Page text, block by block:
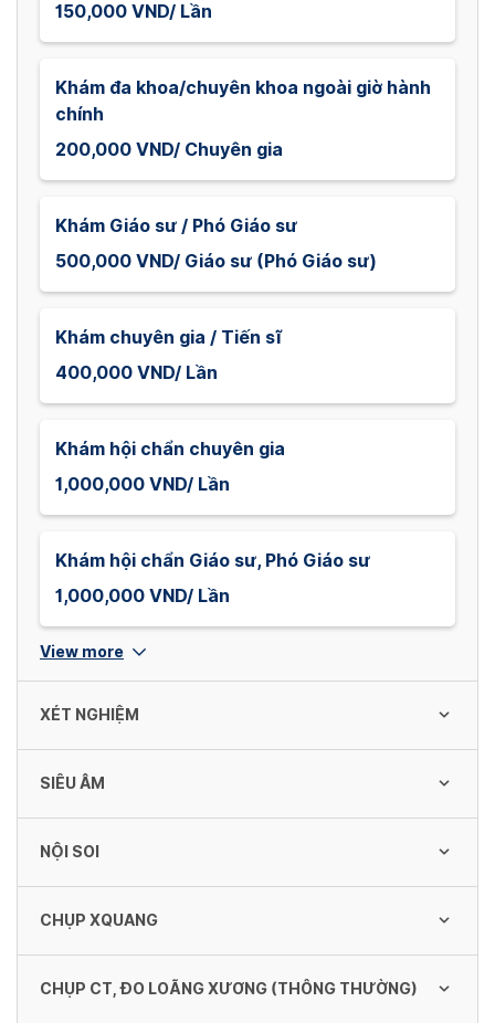
150,000 VND/ Lần
Khám đa khoa/chuyên khoa ngoài giờ hành
chính
200,000 VND/ Chuyên gia
Khám Giáo sư / Phó Giáo sư
500,000 VND/ Giáo sư (Phó Giáo sư)
Khám chuyên gia / Tiến sĩ
400,000 VND/ Lần
Khám hội chẩn chuyên gia
1,000,000 VND/ Lần
Khám hội chẩn Giáo sư, Phó Giáo sư
1,000,000 VND/ Lần
View more
XÉT NGHIỆM
Ure
SIÊU ÂM
Tổng quát ổ bụng 2D
Tổng quát ổ bụng
NỘI SOI
Soi dạ dày không gây mê - tiền nội soi
CHỤP XQUANG
Tim phổi thẳng
CHỤP CT, ĐO LOÃNG XƯƠNG (THÔNG THƯỜNG)